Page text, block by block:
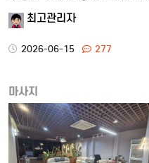
최고관리자
2026-06-15 277
마사지